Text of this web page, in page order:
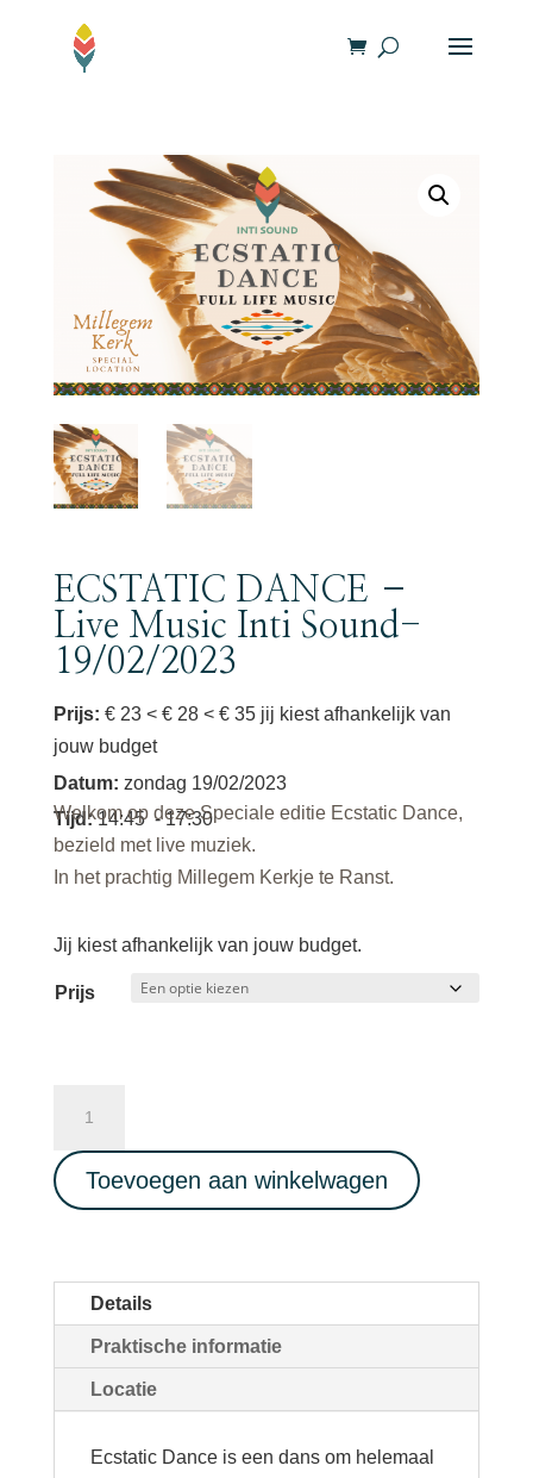
ECSTATIC DANCE –
Live Music Inti Sound-
19/02/2023
Prijs: € 23 < € 28 < € 35 jij kiest afhankelijk van
jouw budget
Datum: zondag 19/02/2023
Tijd:14:45 - 17:30
Welkom op deze Speciale editie Ecstatic Dance,
bezield met live muziek.
In het prachtig Millegem Kerkje te Ranst.
Jij kiest afhankelijk van jouw budget.
Prijs
-
Live
Sound-
19/02/2023
aantal
Toevoegen aan winkelwagen
Details
Praktische informatie
Locatie
Ecstatic Dance is een dans om helemaal